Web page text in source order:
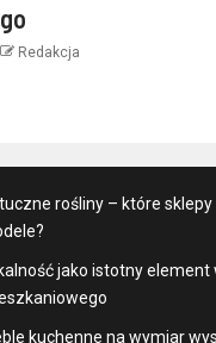
Redakcja
rośliny – które
jako istotny
kuchenne na wymiar